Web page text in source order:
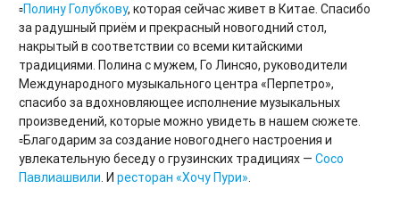
▫️Полину Голубкову, которая сейчас живет в Китае. Спасибо
за радушный приём и прекрасный новогодний стол,
накрытый в соответствии со всеми китайскими
традициями. Полина с мужем, Го Линсяо, руководители
Международного музыкального центра «Перпетро»,
спасибо за вдохновляющее исполнение музыкальных
произведений, которые можно увидеть в нашем сюжете.
▫️Благодарим за создание новогоднего настроения и
увлекательную беседу о грузинских традициях — Сосо
Павлиашвили. И ресторан «Хочу Пури».